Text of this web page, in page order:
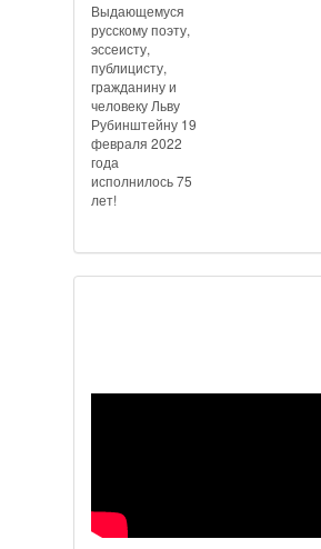
Выдающемуся
русскому поэту,
эссеисту,
публицисту,
гражданину и
человеку Льву
Рубинштейну 19
февраля 2022
года
исполнилось 75
лет!